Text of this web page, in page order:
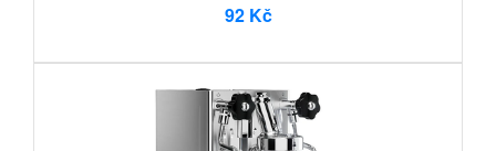
92 Kč